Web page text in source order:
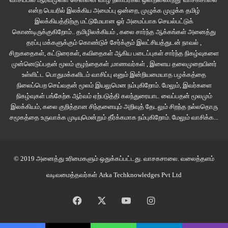
ஒழுங்காகச் செய்யும். புரிந்ததா?’’ என்றான் கம்பீரன்.
‘’புரிந்தது கம்பீரா…’’ என்றார் மந்திரி.
‘’ம்… இப்போது உமது மாளிகைக்குக் கிளம்புங்கள். மற்றதைப் பிறகு
பேசிக்கொள்வோம்’’ என்றபடி எழுந்தான் கம்பீரன்.
நிலாமதி சந்திரனும் எழுந்து திரும்பி நடக்க ஆரம்பித்தார்.
தலைமுறைக்கான விஷயம். அதை நினைவில் வைத்துக் காரியத்தில் கவனமாக
என்ற பெயரில் இலக்கிய அமைப்பு ஒன்றை, முழுக்க முழுக்க தமிழ்
இலக்கியத்திற்கு மட்டுமேயான ஓர் அமைப்பாக செயல்பட்டுக்
கொண்டிருக்குகிறோம்.. தமிழிலக்கியம் , கலை சார்ந்த ஆக்கங்கள் அனைத்து
தரப்பு மக்களுக்கும் கொண்டுச் சேர்க்கும் இலட்சியத்துடன் நாவல் ,
சிறுகதைகள், கட்டுரைகள், கவிதைகள் ஆகிய படைப்புகள் சார்ந்த நிகழ்வுகளை
முன்னெடுப்பதன் மூலம் குழந்தைகள் ,மாணவர்கள் , இளைய தலைமுறையினர்
உள்ளிட்ட பொதுமக்களிடம் வாசிப்பு எனும் இன்றியமையாத பழக்கத்தை
நிலைப்பெற செய்வதன் மூலம் இயலுமென நம்புகிறோம். மேலும், இவர்களை
நிகழ்வுகள் பங்கேற்க ஆர்வம் ஏற்படுத்தி கலந்துரையாட வைப்பதன் மூலமும்
இலக்கியம், கலை குறித்தான சிந்தனையும் அறிவுத் தேடலும் சிறந்த நல்லதொரு
சமூகத்தை உருவாக்க முடியுமென்றும் தீர்க்கமாக நம்புகிறோம். மேலும் வாசிக்க...
© 2019 அனைத்து உரிமைகளும் ஒதுக்கப்பட்டது. வாசகசாலை . வலைத்தளம்
வடிவமைத்தவர்கள் Arka Techknowledges Pvt Ltd
Facebook YouTubeInstagram